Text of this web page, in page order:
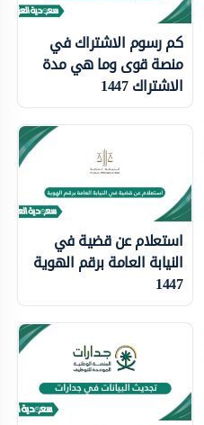
كم رسوم الاشتراك في
منصة قوى وما هي مدة
الاشتراك 1447
استعلام عن قضية في
النيابة العامة برقم الهوية
1447